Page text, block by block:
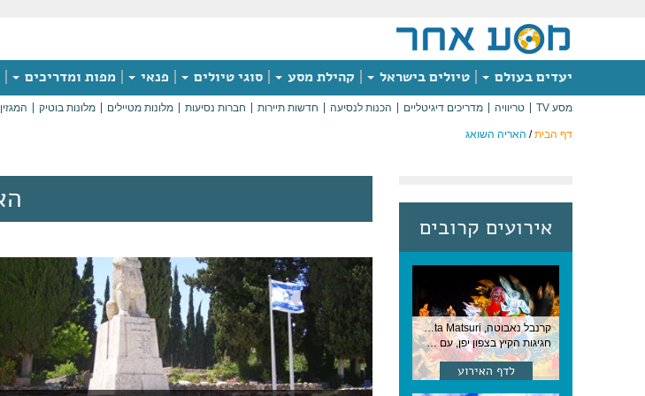
יעדים בעולם טיולים בישראל קהילת מסע סוגי טיולים פנאי מפות ומדריכים
מסע TV טריוויה מדריכים דיגיטליים הכנות לנסיעה חדשות תיירות חברות נסיעות מלונות מטיילים מלונות בוטיק
דף הבית/ האריה השואג
אירועים קרובים
קרנבל נאבוטה, Nebuta Matsuri ,יפן
חגיגות הקיץ בצפון יפן, עם תהלוכות ענק, ריקודים וזיקוקים. 6-2 באוגוסט, יפן
לדף האירוע